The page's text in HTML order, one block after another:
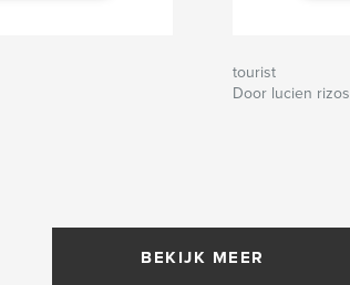
tourist
Door lucien rizos
BEKIJK MEER